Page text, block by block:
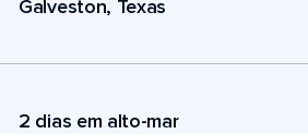
Galveston, Texas
2 dias em alto-mar